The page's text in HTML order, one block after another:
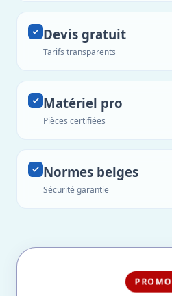
Devis gratuit
Tarifs transparents
Matériel pro
Pièces certifiées
Normes belges
Sécurité garantie
PROMO